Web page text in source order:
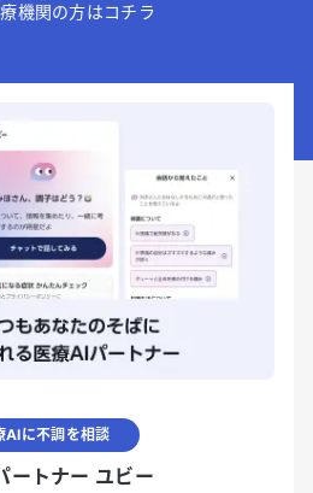
機関の方はコチラ
AIに不調を相談
ートナー ユビー